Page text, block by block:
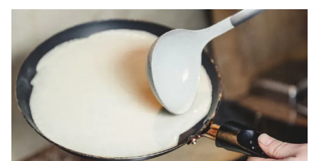
żołądka. Taka kolacja będzie więc lekkostrawna, a
przy tym pyszna.